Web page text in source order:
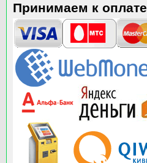
Принимаем к оплате